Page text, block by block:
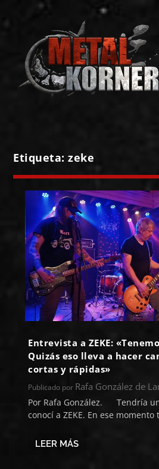
Etiqueta:zeke
Entrevista a ZEKE:
Quizás eso lleva a hacer
cortas y rápidas»
Publicado por Rafa González de
Por Rafa González. Tendría
conocí a ZEKE. En ese momento
LEER MÁS